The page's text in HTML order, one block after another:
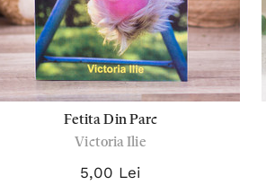
Fetita Din Parc
Victoria Ilie
5,00 Lei